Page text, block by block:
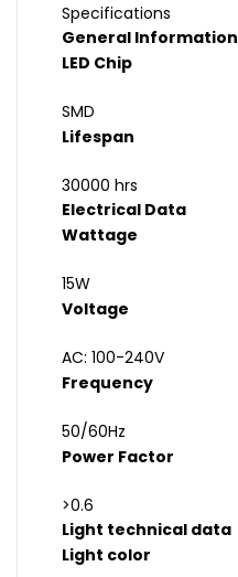
Specifications
General Information
LED Chip
SMD
Lifespan
30000 hrs
Electrical Data
Wattage
15W
Voltage
AC: 100-240V
Frequency
50/60Hz
Power Factor
>0.6
Light technical data
Light color